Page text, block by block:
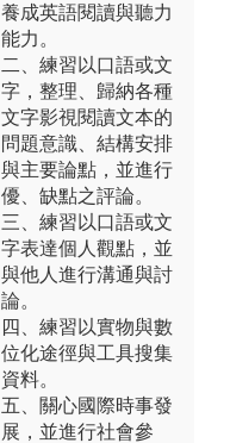
養成英語閱讀與聽力
能力。
二、練習以口語或文
字，整理、歸納各種
文字影視閱讀文本的
問題意識、結構安排
與主要論點，並進行
優、缺點之評論。
三、練習以口語或文
字表達個人觀點，並
與他人進行溝通與討
論。
四、練習以實物與數
位化途徑與工具搜集
資料。
五、關心國際時事發
展，並進行社會參